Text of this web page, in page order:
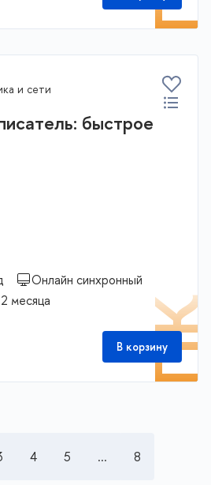
и сети
быстрое
Онлайн синхронный
2 месяца
В корзину
4 5 ... 8